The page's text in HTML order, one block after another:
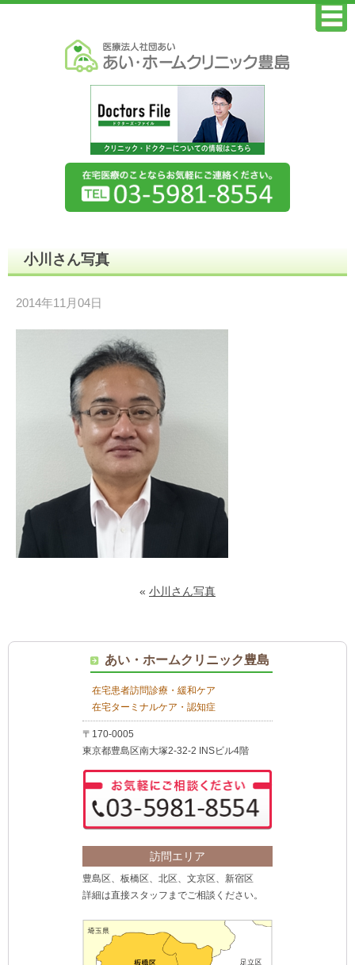
小川さん写真
2014年11月04日
« 小川さん写真
あい・ホームクリニック豊島
在宅患者訪問診療・緩和ケア
在宅ターミナルケア・認知症
〒170-0005
東京都豊島区南大塚2-32-2 INSビル4階
訪問エリア
豊島区、板橋区、北区、文京区、新宿区
詳細は直接スタッフまでご相談ください。